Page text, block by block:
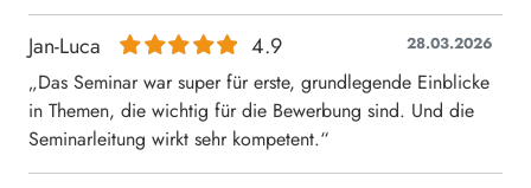
Jan-Luca 4.9 28.03.2026
„Das Seminar war super für erste, grundlegende Einblicke
in Themen, die wichtig für die Bewerbung sind. Und die
Seminarleitung wirkt sehr kompetent.“